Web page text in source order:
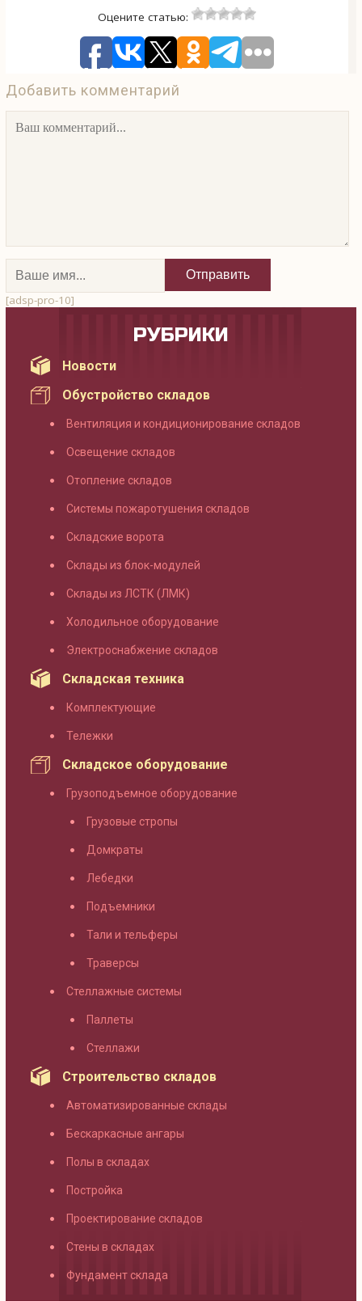
Оцените статью:
Добавить комментарий
[adsp-pro-10]
РУБРИКИ
Новости
Обустройство складов
Вентиляция и кондиционирование складов
Освещение складов
Отопление складов
Системы пожаротушения складов
Складские ворота
Склады из блок-модулей
Склады из ЛСТК (ЛМК)
Холодильное оборудование
Электроснабжение складов
Складская техника
Комплектующие
Тележки
Складское оборудование
Грузоподъемное оборудование
Грузовые стропы
Домкраты
Лебедки
Подъемники
Тали и тельферы
Траверсы
Стеллажные системы
Паллеты
Стеллажи
Строительство складов
Автоматизированные склады
Бескаркасные ангары
Полы в складах
Постройка
Проектирование складов
Стены в складах
Фундамент склада